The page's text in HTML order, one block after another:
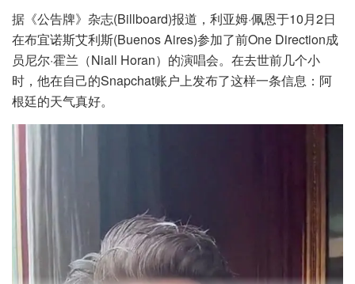
据《公告牌》杂志(Billboard)报道，利亚姆·佩恩于10月2日
在布宜诺斯艾利斯(Buenos Aires)参加了前One Direction成
员尼尔·霍兰（Niall Horan）的演唱会。在去世前几个小
时，他在自己的Snapchat账户上发布了这样一条信息：阿
根廷的天气真好。